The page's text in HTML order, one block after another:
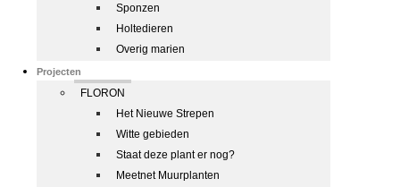
Sponzen
Holtedieren
Overig marien
Projecten
FLORON
Het Nieuwe Strepen
Witte gebieden
Staat deze plant er nog?
Meetnet Muurplanten